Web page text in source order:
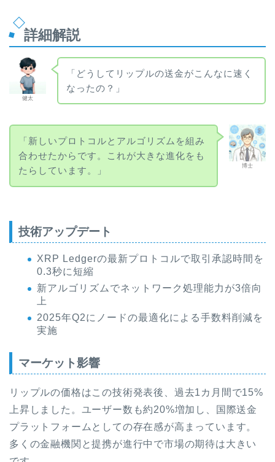
詳細解説
健太
「どうしてリップルの送金がこんなに速く
なったの？」
博士
「新しいプロトコルとアルゴリズムを組み
合わせたからです。これが大きな進化をも
たらしています。」
技術アップデート
XRP Ledgerの最新プロトコルで取引承認時間を
0.3秒に短縮
新アルゴリズムでネットワーク処理能力が3倍向
上
2025年Q2にノードの最適化による手数料削減を
実施
マーケット影響
リップルの価格はこの技術発表後、過去1カ月間で15%
上昇しました。ユーザー数も約20%増加し、国際送金
プラットフォームとしての存在感が高まっています。
多くの金融機関と提携が進行中で市場の期待は大きい